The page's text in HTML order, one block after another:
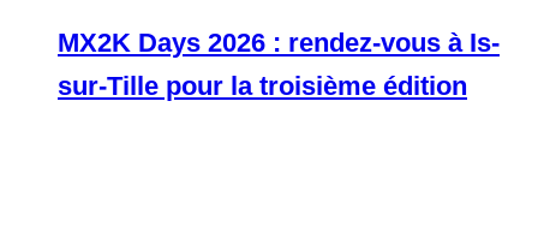
MX2K Days 2026 : rendez-vous à Is-
sur-Tille pour la troisième édition